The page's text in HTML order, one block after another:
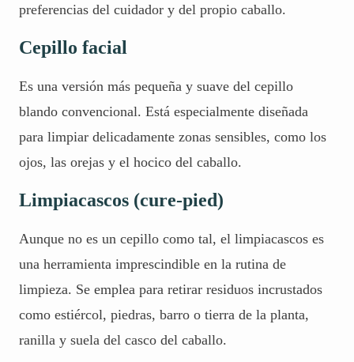
preferencias del cuidador y del propio caballo.
Cepillo facial
Es una versión más pequeña y suave del cepillo
blando convencional. Está especialmente diseñada
para limpiar delicadamente zonas sensibles, como los
ojos, las orejas y el hocico del caballo.
Limpiacascos (cure-pied)
Aunque no es un cepillo como tal, el limpiacascos es
una herramienta imprescindible en la rutina de
limpieza. Se emplea para retirar residuos incrustados
como estiércol, piedras, barro o tierra de la planta,
ranilla y suela del casco del caballo.